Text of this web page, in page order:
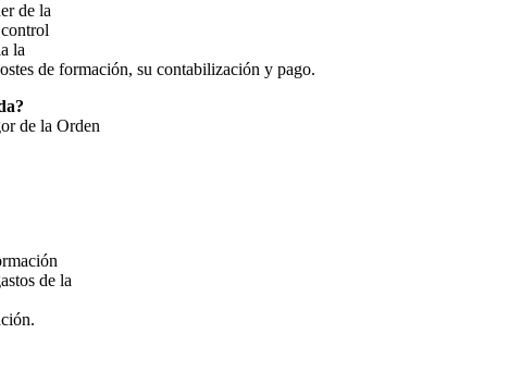
de la
la
de formación, su contabilización y pago.
de la Orden
de la